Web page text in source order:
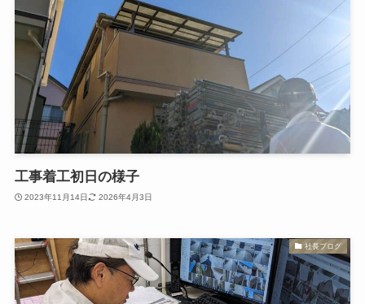
工事着工初日の様子
2023年11月14日 2026年4月3日
社長ブログ